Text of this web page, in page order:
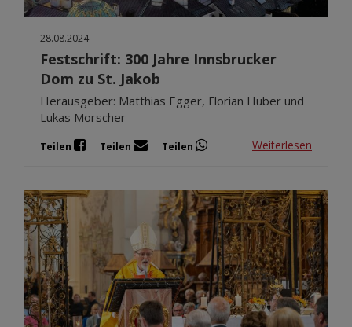
28.08.2024
Festschrift: 300 Jahre Innsbrucker
Dom zu St. Jakob
Herausgeber: Matthias Egger, Florian Huber und
Lukas Morscher
Teilen Teilen Teilen Weiterlesen